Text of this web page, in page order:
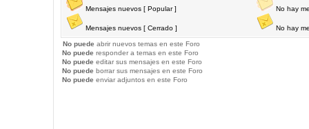
Mensajes nuevos [ Popular ]
Mensajes nuevos [ Cerrado ]
No hay
No hay
No puede abrir nuevos temas en este Foro
No puede responder a temas en este Foro
No puede editar sus mensajes en este Foro
No puede borrar sus mensajes en este Foro
No puede enviar adjuntos en este Foro